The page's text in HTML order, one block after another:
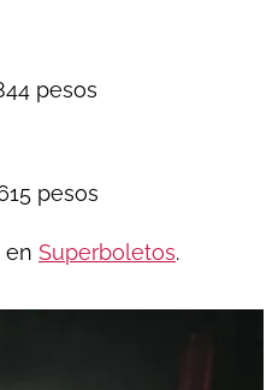
pesos
pesos
en Superboletos.